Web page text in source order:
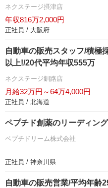
ネクステージ摂津店
年収816万2,000円
正社員 / 大阪府
自動車の販売スタッフ/積極
以上!/20代平均年収555万
ネクステージ釧路店
月給32万円～64万4,000円
正社員 / 北海道
ペプチド創薬のリーディン
ペプチドリーム株式会社
正社員 / 神奈川県
自動車の販売営業/平均年齢